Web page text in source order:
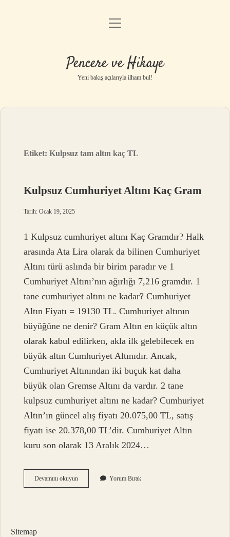
Anasayfa
Yasal Uyarı
menüyü
Pencere ve Hikaye
Yeni bakış açılarıyla ilham bul!
Etiket:Kulpsuz tam altın kaç TL
Kulpsuz Cumhuriyet Altını Kaç Gram
Tarih: Ocak 19, 2025
1 Kulpsuz cumhuriyet altını Kaç Gramdır? Halk
arasında Ata Lira olarak da bilinen Cumhuriyet
Altını türü aslında bir birim paradır ve 1
Cumhuriyet Altını’nın ağırlığı 7,216 gramdır. 1
tane cumhuriyet altını ne kadar? Cumhuriyet
Altın Fiyatı = 19130 TL. Cumhuriyet altının
büyüğüne ne denir? Gram Altın en küçük altın
olarak kabul edilirken, akla ilk gelebilecek en
büyük altın Cumhuriyet Altınıdır. Ancak,
Cumhuriyet Altınından iki buçuk kat daha
büyük olan Gremse Altını da vardır. 2 tane
kulpsuz cumhuriyet altını ne kadar? Cumhuriyet
Altın’ın güncel alış fiyatı 20.075,00 TL, satış
fiyatı ise 20.378,00 TL’dir. Cumhuriyet Altın
kuru son olarak 13 Aralık 2024…
Devamını okuyunKulpsuz
Cumhuriyet
Yorum Bırak
Sitemap